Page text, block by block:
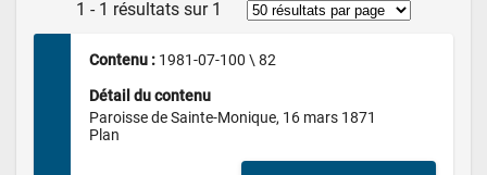
1 - 1 résultats sur 1
Contenu : 1981-07-100 \ 82
Détail du contenu
Paroisse de Sainte-Monique, 16 mars 1871
Plan